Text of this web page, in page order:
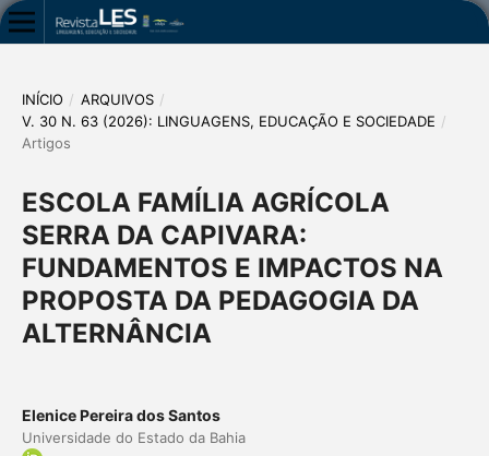
INÍCIO / ARQUIVOS /
V. 30 N. 63 (2026): LINGUAGENS, EDUCAÇÃO E SOCIEDADE /
Artigos
ESCOLA FAMÍLIA AGRÍCOLA
SERRA DA CAPIVARA:
FUNDAMENTOS E IMPACTOS NA
PROPOSTA DA PEDAGOGIA DA
ALTERNÂNCIA
Elenice Pereira dos Santos
Universidade do Estado da Bahia